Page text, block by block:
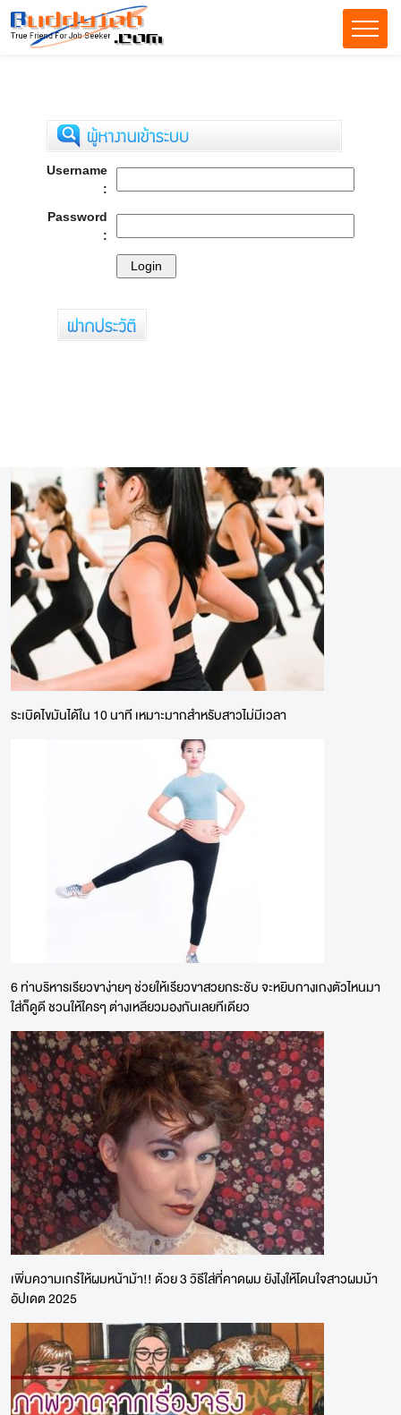
Username
:
Password
:
ระเบิดไขมันได้ใน 10 นาที เหมาะมากสำหรับสาวไม่มีเวลา
6 ท่าบริหารเรียวขาง่ายๆ ช่วยให้เรียวขาสวยกระชับ จะหยิบกางเกงตัวไหนมา
ใส่ก็ดูดี ชวนให้ใครๆ ต่างเหลียวมองกันเลยทีเดียว
เพิ่มความเกร๋ให้ผมหน้าม้า!! ด้วย 3 วิธีใส่ที่คาดผม ยังไงให้โดนใจสาวผมม้า
อัปเดต 2025